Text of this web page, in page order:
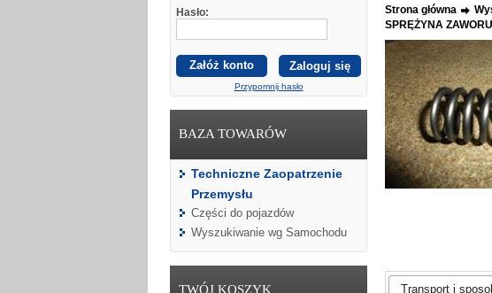
Hasło:
Załóż konto
Przypomnij hasło
BAZA TOWARÓW
Techniczne Zaopatrzenie
Przemysłu
Części do pojazdów
Wyszukiwanie wg Samochodu
TWÓJ KOSZYK
Strona główna
SPRĘŻYNA
Transport i